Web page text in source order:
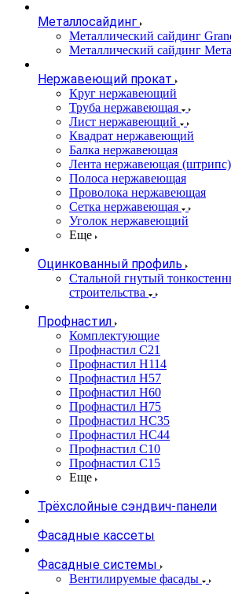
Металлосайдинг
Металлический сайдинг
Металлический сайдинг
Нержавеющий прокат
Круг нержавеющий
Труба нержавеющая
Лист нержавеющий
Квадрат нержавеющий
Балка нержавеющая
Лента нержавеющая (штрипс)
Полоса нержавеющая
Проволока нержавеющая
Сетка нержавеющая
Уголок нержавеющий
Еще
Оцинкованный профиль
Стальной гнутый
строительства
Профнастил
Комплектующие
Профнастил C21
Профнастил Н114
Профнастил Н57
Профнастил Н60
Профнастил Н75
Профнастил НС35
Профнастил НС44
Профнастил С10
Профнастил С15
Еще
Трёхслойные сэндвич-панели
Фасадные кассеты
Фасадные системы
Вентилируемые фасады